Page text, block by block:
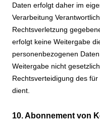
Daten erfolgt daher im
Verarbeitung
Rechtsverletzung
erfolgt keine Weitergabe
personenbezogenen
Weitergabe nicht
Rechtsverteidigung des
dient.
10. Abonnement von